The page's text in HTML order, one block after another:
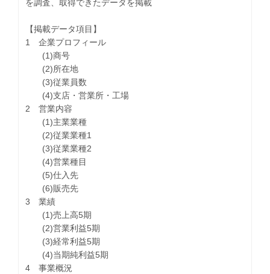
を調査、取得できたデータを掲載
【掲載データ項目】
1 企業プロフィール
(1)商号
(2)所在地
(3)従業員数
(4)支店・営業所・工場
2 営業内容
(1)主業業種
(2)従業業種1
(3)従業業種2
(4)営業種目
(5)仕入先
(6)販売先
3 業績
(1)売上高5期
(2)営業利益5期
(3)経常利益5期
(4)当期純利益5期
4 事業概況